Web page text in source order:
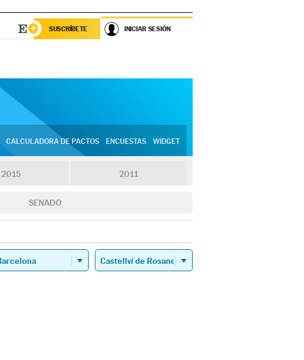
SUSCRÍBETE INICIAR SESIÓN
CALCULADORA DE PACTOS ENCUESTAS WIDGET
2015 2011
SENADO